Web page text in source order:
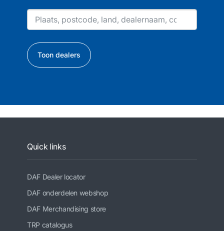
Toon dealers
Quick links
DAF Dealer locator
DAF onderdelen webshop
DAF Merchandising store
TRP catalogus